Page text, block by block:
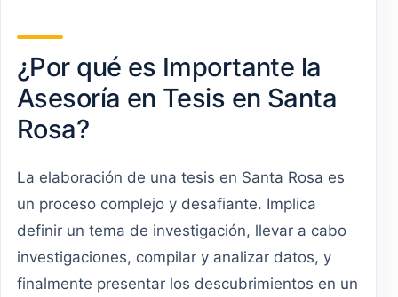
¿Por qué es Importante la
Asesoría en Tesis en Santa
Rosa?
La elaboración de una tesis en Santa Rosa es
un proceso complejo y desafiante. Implica
definir un tema de investigación, llevar a cabo
investigaciones, compilar y analizar datos, y
finalmente presentar los descubrimientos en un